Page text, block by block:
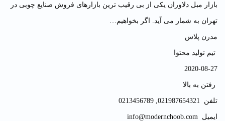
بازار مبل دلاوران یکی از بی رقیب ترین بازارهای فروش صنایع چوبی در
تهران به شمار می آید. اگر بخواهیم…
مدرن پلاس
تیم تولید محتوا
2020-08-27
رفتن به بالا
تلفن 021987654321
,
0213456789
ایمیل info@modernchoob.com